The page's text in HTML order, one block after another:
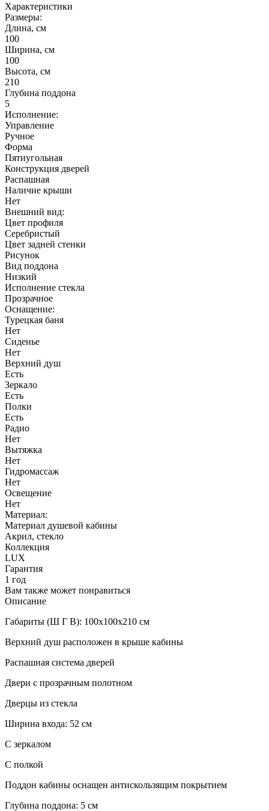
Характеристики
Размеры:
Длина, см
100
Ширина, см
100
Высота, см
210
Глубина поддона
5
Исполнение:
Управление
Ручное
Форма
Пятиугольная
Конструкция дверей
Распашная
Наличие крыши
Нет
Внешний вид:
Цвет профиля
Серебристый
Цвет задней стенки
Рисунок
Вид поддона
Низкий
Исполнение стекла
Прозрачное
Оснащение:
Турецкая баня
Нет
Сиденье
Нет
Верхний душ
Есть
Зеркало
Есть
Полки
Есть
Радио
Нет
Вытяжка
Нет
Гидромассаж
Нет
Освещение
Нет
Материал:
Материал душевой кабины
Акрил, стекло
Коллекция
LUX
Гарантия
1 год
Вам также может понравиться
Описание
Габариты (Ш Г В): 100x100x210 см
Верхний душ расположен в крыше кабины
Распашная система дверей
Двери с прозрачным полотном
Дверцы из стекла
Ширина входа: 52 см
С зеркалом
С полкой
Поддон кабины оснащен антискользящим покрытием
Глубина поддона: 5 см